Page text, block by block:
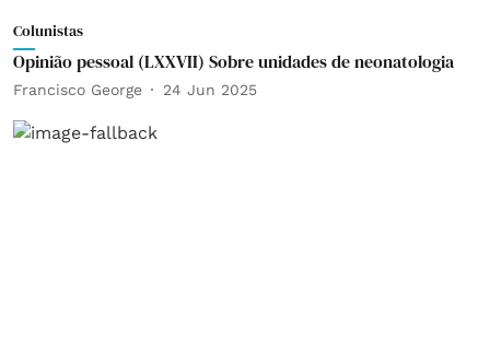
Colunistas
Opinião pessoal (LXXVII) Sobre unidades de neonatologia
Francisco George 24 Jun 2025